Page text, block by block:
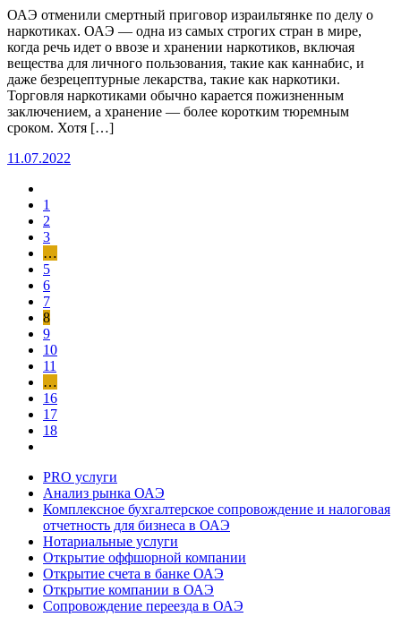
ОАЭ отменили смертный приговор израильтянке по делу о
наркотиках. ОАЭ — одна из самых строгих стран в мире,
когда речь идет о ввозе и хранении наркотиков, включая
вещества для личного пользования, такие как каннабис, и
даже безрецептурные лекарства, такие как наркотики.
Торговля наркотиками обычно карается пожизненным
заключением, а хранение — более коротким тюремным
сроком. Хотя […]
11.07.2022
1
2
3
…
5
6
7
8
9
10
11
…
16
17
18
PRO услуги
Анализ рынка ОАЭ
Комплексное бухгалтерское сопровождение и налоговая
отчетность для бизнеса в ОАЭ
Нотариальные услуги
Открытие оффшорной компании
Открытие счета в банке ОАЭ
Открытие компании в ОАЭ
Сопровождение переезда в ОАЭ